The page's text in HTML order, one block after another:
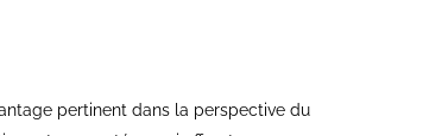
pertinent dans la perspective du